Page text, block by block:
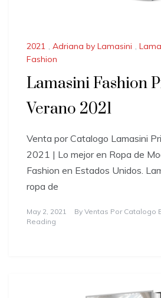
2021 , Adriana by Lamasini ,
Fashion
Lamasini Fashion
Verano 2021
Venta por Catalogo Lamasini
2021 | Lo mejor en Ropa de
Fashion en Estados Unidos.
ropa de
May 2, 2021 By Ventas Por Catalogo
Reading